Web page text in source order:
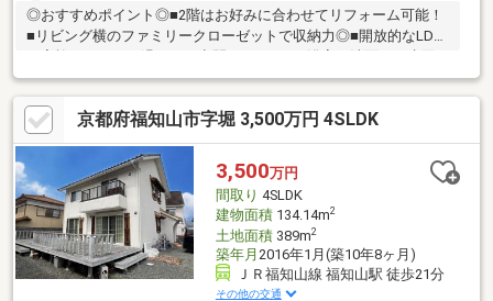
◎おすすめポイント◎■2階はお好みに合わせてリフォーム可能！
■リビング横のファミリークローゼットで収納力◎■開放的なLDK
りもリフォーム済み◎物件の周辺環境◎■昭和小学校：徒歩約10
分■南陵中学校：徒歩約26分■ローソン福知山郵便局前店：徒歩約
9分■フレッシュ・メゾン福知山和久市店：徒歩約12分◆ホームラ
イフ不動産◆当日の内覧・ご見学もご相談ください♪メールやお
電話でも各種ご相談を承っております！『お家探し』『ご売却』
『リフォーム』『新築』などのご相談は『アーキホームライフ不
動産』におまかせ下さい！
京都府福知山市字堀 3,500万円 4SLDK
3,500万円
間取り 4SLDK
建物面積134.14m2
土地面積389m2
築年月 2016年1月(築10年8ヶ月)
ＪＲ福知山線 福知山駅 徒歩21分
その他の交通